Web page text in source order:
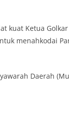
kuat Ketua
menahkodai
Daerah